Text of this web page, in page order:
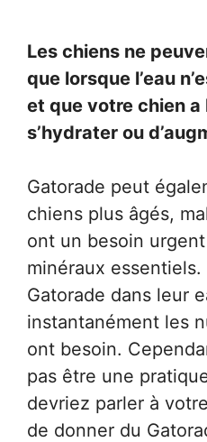
Les chiens ne
que lorsque l’eau
et que votre chien a
s’hydrater ou
Gatorade peut
chiens plus âgés,
ont un besoin
minéraux
Gatorade dans leur
instantanément les
ont besoin.
pas être une
devriez parler à
de donner du